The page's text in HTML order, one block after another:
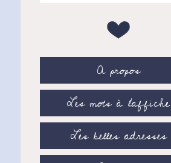
A propos
Les mots à l’affiche
Les belles adresses